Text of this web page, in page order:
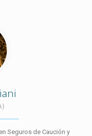
Seguros de Caución y